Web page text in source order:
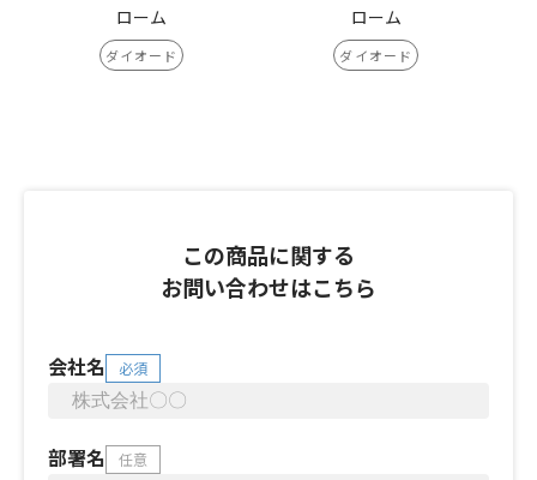
ローム
ダイオード
ローム
ダイオード
この商品に関する
お問い合わせはこちら
会社名 必須
部署名 任意